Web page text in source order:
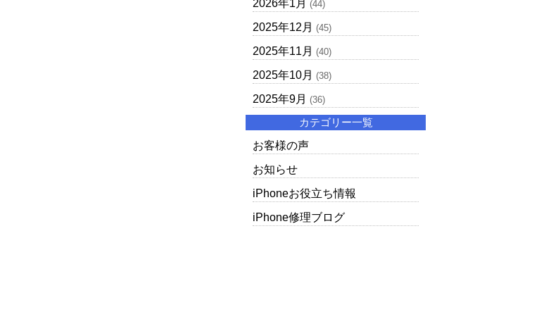
2026年1月 (44)
2025年12月 (45)
2025年11月 (40)
2025年10月 (38)
2025年9月 (36)
カテゴリー一覧
お客様の声
お知らせ
iPhoneお役立ち情報
iPhone修理ブログ